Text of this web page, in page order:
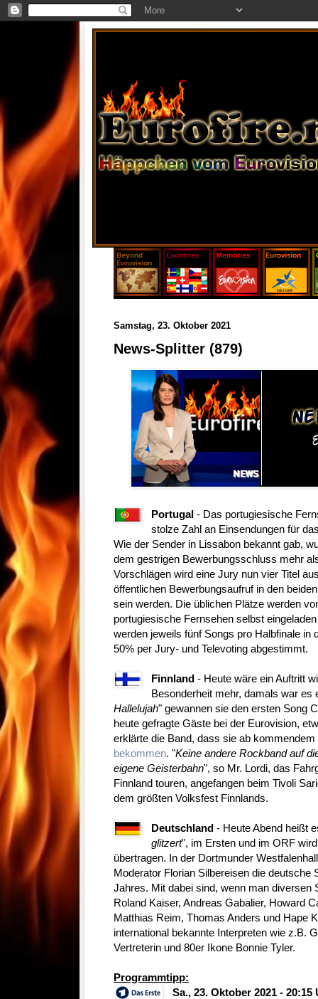
Samstag, 23. Oktober 2021
News-Splitter (879)
Portugal- Das portugiesische
stolze Zahl an Einsendungen für
Wie der Sender in Lissabon bekannt gab,
dem gestrigen Bewerbungsschluss mehr
Vorschlägen wird eine Jury nun vier Titel
öffentlichen Bewerbungsaufruf in den
sein werden. Die üblichen Plätze werden
portugiesische Fernsehen selbst
werden jeweils fünf Songs pro Halbfinale in
50% per Jury- und Televoting abgestimmt.
Finnland- Heute wäre ein Auftritt
Besonderheit mehr, damals war es
Hallelujah" gewannen sie den ersten Song
heute gefragte Gäste bei der Eurovision,
erklärte die Band, dass sie ab
bekommen. "Keine andere Rockband auf
eigene Geisterbahn", so Mr. Lordi, das
Finnland touren, angefangen beim Tivoli
dem größten Volksfest Finnlands.
Deutschland- Heute Abend heißt
glitzert", im Ersten und im ORF
übertragen. In der Dortmunder
Moderator Florian Silbereisen die deutsche
Jahres. Mit dabei sind, wenn man diversen
Roland Kaiser, Andreas Gabalier, Howard
Matthias Reim, Thomas Anders und Hape
international bekannte Interpreten wie z.B.
Vertreterin und 80er Ikone Bonnie Tyler.
Programmtipp:
Sa., 23. Oktober 2021 - 20:15